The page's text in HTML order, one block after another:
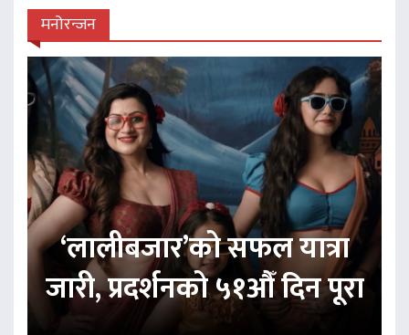
मनोरन्जन
‘लालीबजार’को सफल यात्रा
जारी, प्रदर्शनको ५१औँ दिन पूरा